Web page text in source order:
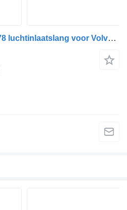
Volvo Air intake 20456478 luchtinlaatslang voor Volvo FM300 trekker